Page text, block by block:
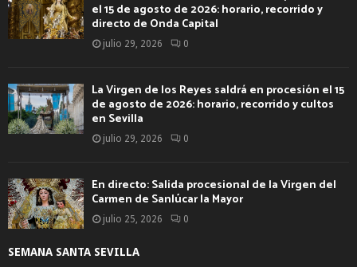
el 15 de agosto de 2026: horario, recorrido y
directo de Onda Capital
julio 29, 2026 0
La Virgen de los Reyes saldrá en procesión el 15
de agosto de 2026: horario, recorrido y cultos
en Sevilla
julio 29, 2026 0
En directo: Salida procesional de la Virgen del
Carmen de Sanlúcar la Mayor
julio 25, 2026 0
SEMANA SANTA SEVILLA